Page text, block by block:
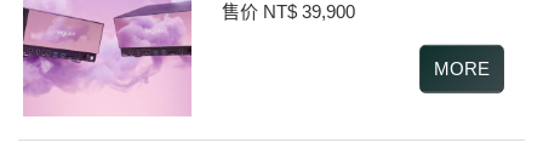
售价 NT$ 39,900